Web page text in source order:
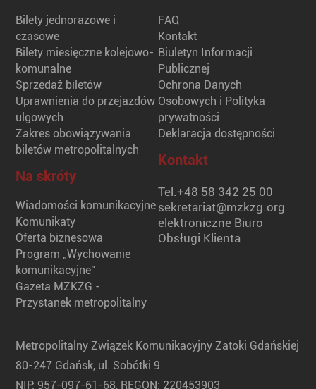
Bilety jednorazowe i
czasowe
Bilety miesięczne kolejowo-
komunalne
Sprzedaż biletów
Uprawnienia do przejazdów
ulgowych
Zakres obowiązywania
biletów metropolitalnych
Na skróty
Wiadomości komunikacyjne
Komunikaty
Oferta biznesowa
Program „Wychowanie
komunikacyjne”
Gazeta MZKZG -
Przystanek metropolitalny
FAQ
Kontakt
Biuletyn Informacji
Publicznej
Ochrona Danych
Osobowych i Polityka
prywatności
Deklaracja dostępności
Kontakt
Tel.+48 58 342 25 00
sekretariat@mzkzg.org
elektroniczne Biuro
Obsługi Klienta
Metropolitalny Związek Komunikacyjny Zatoki Gdańskiej
80-247 Gdańsk, ul. Sobótki 9
NIP: 957-097-61-68, REGON: 220453903